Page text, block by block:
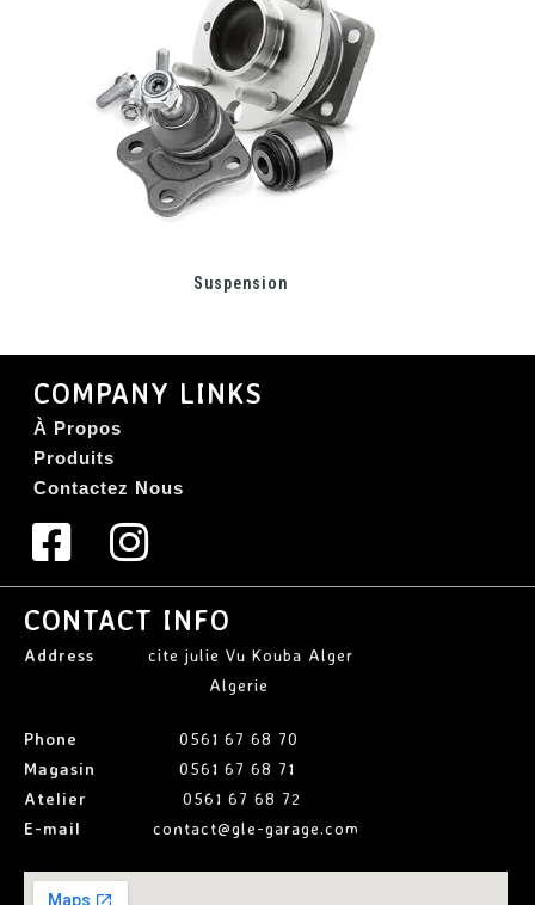
Suspension
COMPANY LINKS
À Propos
Produits
Contactez Nous
CONTACT INFO
Address cite julie Vu Kouba Alger
Algerie
Phone
0561 67 68 70
Magasin
0561 67 68 71
Atelier
0561 67 68 72
E-mail
contact@gle-garage.com